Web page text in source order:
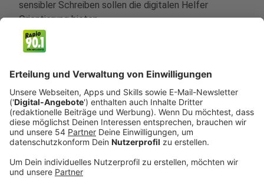
sensibler Schreiben sollen die digitalen Helfer
Orientierung bieten.
Schulministerin Dorothee Feller sieht darin eine
konkrete Unterstützung für die Schulen. Im Interview
mit uns sagte sie:
„Sicherlich haben viele auch Textbausteine für
Briefe in der Schublade, aber hier kriege ich noch
mal den Bezug hin, zum Beispiel, dass ich die
Rechtsnorm auch genannt bekomme, dass ich
genau weiß, wo ich nachschlagen muss.“